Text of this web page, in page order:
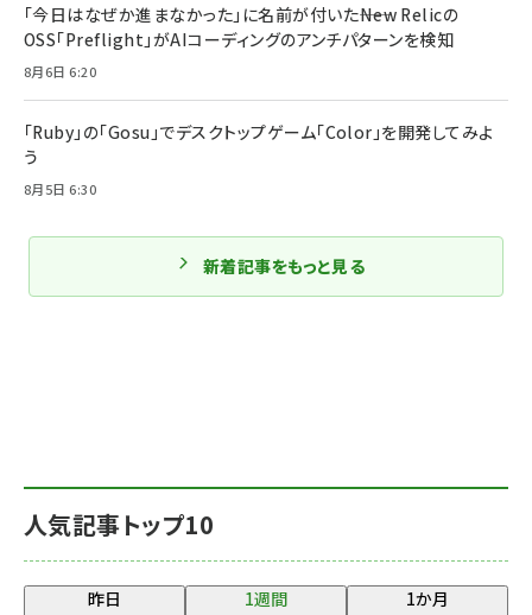
人気記事トップ10
昨日 1週間 1か月
「今日はなぜか進まなかった」に名前が付いた――New Relicの
OSS「Preflight」がAIコーディングのアンチパターンを検知
8月6日 6:20
「Ruby」の「Gosu」でデスクトップゲーム「Color」を開発してみよ
う
8月5日 6:30
新着記事をもっと見る